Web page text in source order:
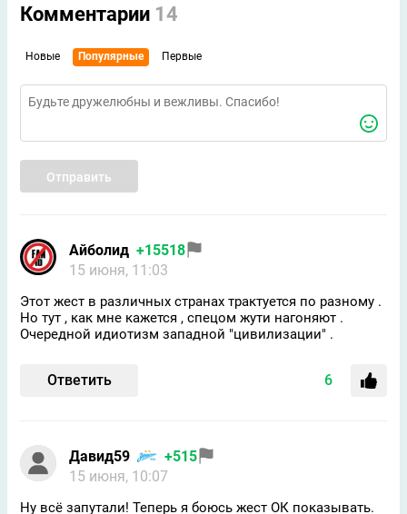
Комментарии 14
Новые Популярные Первые
Отправить
Айболид +15518
15 июня, 11:03
Этот жест в различных странах трактуется по разному .
Но тут , как мне кажется , спецом жути нагоняют .
Очередной идиотизм западной "цивилизации" .
Ответить 6
Давид59
+515
15 июня, 10:07
Ну всё запутали! Теперь я боюсь жест ОК показывать.